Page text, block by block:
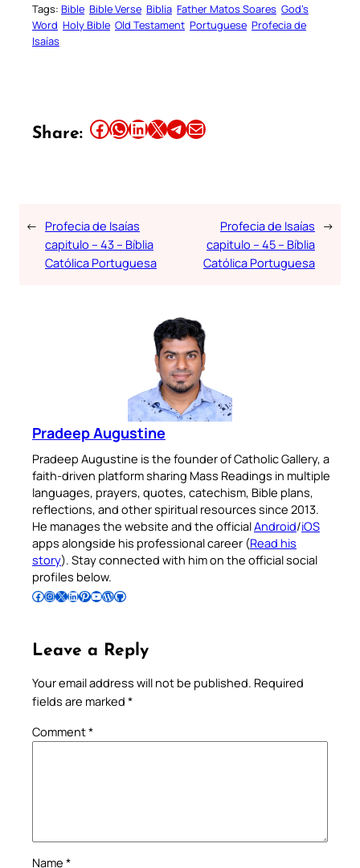
Tags: Bible Bible Verse Biblia Father Matos Soares God’s
Word Holy Bible Old Testament Portuguese Profecia de
Isaías
Share: Share this article on Facebook Share this article on WhatsApp Share this article on LinkedIn Share this article on X Share this article on TelegramEmail this Article
← Profecia de Isaías
capitulo – 43 – Bíblia
Católica Portuguesa
Profecia de Isaías
capitulo – 45 – Bíblia
Católica Portuguesa
→
Pradeep Augustine
Pradeep Augustine is the founder of Catholic Gallery, a
faith-driven platform sharing Mass Readings in multiple
languages, prayers, quotes, catechism, Bible plans,
reflections, and other spiritual resources since 2013.
He manages the website and the officialAndroid/iOS
apps alongside his professional career (Read his
story). Stay connected with him on the official social
profiles below.
Follow Pradeep on Facebook Follow Pradeep on InstagramFollow Pradeep on X Follow Pradeep on LinkedIn Follow Pradeep on Pinterest Subscribe to Pradeep’s Youtube Channel Follow Pradeep on WordPress Follow Pradeep on GitHub
Leave a Reply
Your email address will not be published. Required
fields are marked *
Comment*
Name *